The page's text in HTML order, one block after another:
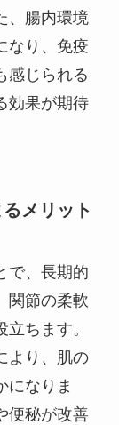
、腸内環境
なり、免疫
感じられる
効果が期待
メリット
で、長期的
関節の柔軟
ちます。
より、肌の
になりま
便秘が改善